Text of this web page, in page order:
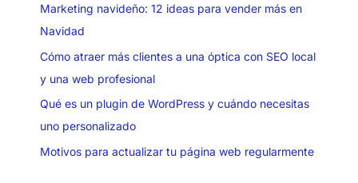
Marketing navideño: 12 ideas para vender más en
Navidad
Cómo atraer más clientes a una óptica con SEO local
y una web profesional
Qué es un plugin de WordPress y cuándo necesitas
uno personalizado
Motivos para actualizar tu página web regularmente